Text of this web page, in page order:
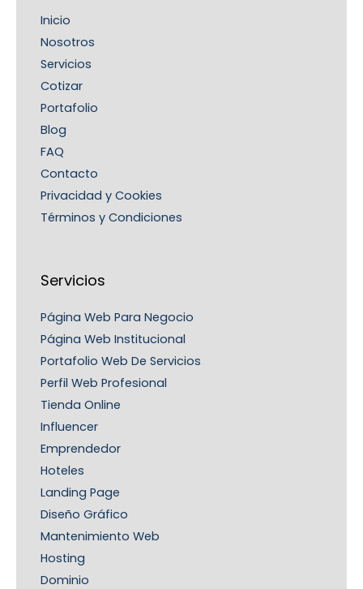
Inicio
Nosotros
Servicios
Cotizar
Portafolio
Blog
FAQ
Contacto
Privacidad y Cookies
Términos y Condiciones
Servicios
Página Web Para Negocio
Página Web Institucional
Portafolio Web De Servicios
Perfil Web Profesional
Tienda Online
Influencer
Emprendedor
Hoteles
Landing Page
Diseño Gráfico
Mantenimiento Web
Hosting
Dominio